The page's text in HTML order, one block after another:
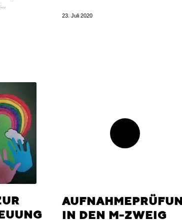
23. Juli 2020
IN DEN M-ZWEIG